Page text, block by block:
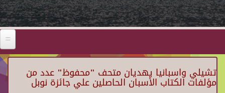
تشيلي واسبانيا يهديان متحف "محفوظ" عدد من
مؤلفات الكتاب الأسبان الحاصلين علي جائزة نوبل